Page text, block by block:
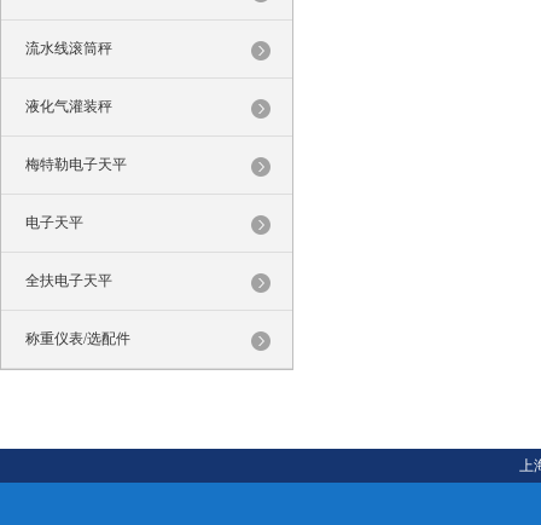
流水线滚筒秤
液化气灌装秤
梅特勒电子天平
电子天平
全扶电子天平
称重仪表/选配件
上